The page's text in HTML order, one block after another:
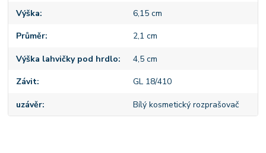
Výška 6,15 cm
Průměr 2,1 cm
Výška lahvičky pod hrdlo 4,5 cm
Závit GL 18/410
uzávěr Bílý kosmetický rozprašovač